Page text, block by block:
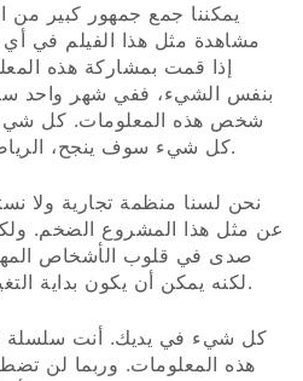
يمكننا جمع جمهور كبير من
مشاهدة مثل هذا الفيلم في
إذا قمت بمشاركة هذه
بنفس الشيء، ففي شهر واحد
شخص هذه المعلومات. كل
كل شيء سوف ينجح، الرياضيات علم دقيق. الخيار لك.
نحن لسنا منظمة تجارية ولا
عن مثل هذا المشروع الضخم.
صدى في قلوب الأشخاص
لكنه يمكن أن يكون بداية التغييرات العالمية نحو الأفضل.
كل شيء في يديك. أنت سلسلة
هذه المعلومات. وربما لن